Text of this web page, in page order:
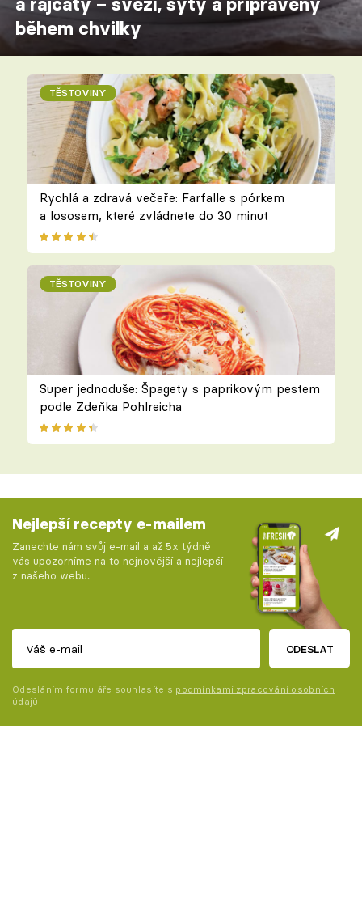
během chvilky
TĚSTOVINY
Rychlá a zdravá večeře: Farfalle s pórkem
a lososem, které zvládnete do 30 minut
TĚSTOVINY
Super jednoduše: Špagety s paprikovým pestem
podle Zdeňka Pohlreicha
Nejlepší recepty e-mailem
Zanechte nám svůj e-mail a až 5x týdně
vás upozorníme na to nejnovější a nejlepší
z našeho webu.
ODESLAT
Odesláním formuláře souhlasíte s podmínkami zpracování osobních
údajů